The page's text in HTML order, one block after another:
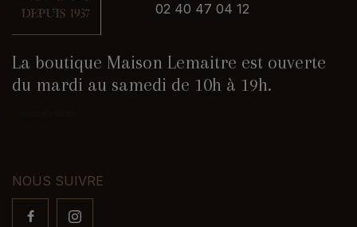
02 40 47 04 12
La boutique Maison Lemaitre est ouverte
du mardi au samedi de 10h à 19h.
NOUS SUIVRE